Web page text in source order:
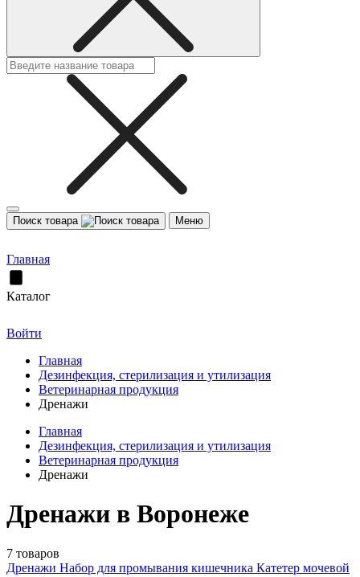
Поиск товара Меню
Главная
Каталог
Войти
Главная
Дезинфекция, стерилизация и утилизация
Ветеринарная продукция
Дренажи
Главная
Дезинфекция, стерилизация и утилизация
Ветеринарная продукция
Дренажи
Дренажи в Воронеже
7 товаров
Дренажи Набор для промывания кишечника Катетер мочевой